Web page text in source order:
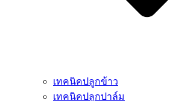
เทคนิคปลูกข้าว
เทคนิคปลูกปาล์ม